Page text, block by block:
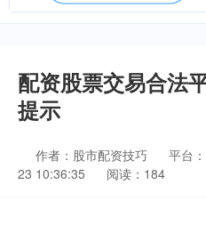
配资股票交易合法
提示
作者：股市配资技巧 平台
23 10:36:35
阅读：184